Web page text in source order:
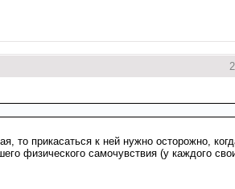
то прикасаться к ней нужно осторожно,
физического самочувствия (у каждого